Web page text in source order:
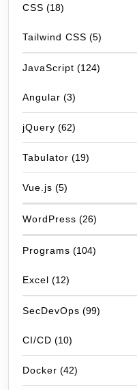
CSS (18)
Tailwind CSS (5)
JavaScript (124)
Angular (3)
jQuery (62)
Tabulator (19)
Vue.js (5)
WordPress (26)
Programs (104)
Excel (12)
SecDevOps (99)
CI/CD (10)
Docker (42)